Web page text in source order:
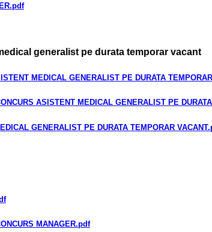
.pdf
generalist pe durata temporar vacant
MEDICAL GENERALIST PE DURATA
ASISTENT MEDICAL GENERALIST PE
GENERALIST PE DURATA TEMPORAR VACANT
MANAGER.pdf